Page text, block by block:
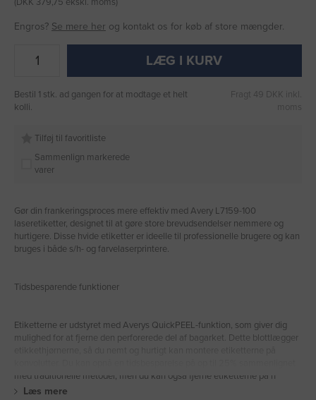
Engros? Se mere her og kontakt os for køb af store mængder.
LÆG I KURV
Bestil 1 stk. ad gangen for at modtage et helt
kolli.
Fragt 49 DKK inkl.
moms
Tilføj til favoritliste
Sammenlign markerede
varer
Gør din frankeringsproces mere effektiv med Avery L7159-100
laseretiketter, designet til at gøre store brevudsendelser nemmere og
hurtigere. Disse hvide etiketter er ideelle til professionelle brugere og kan
bruges i både s/h- og farvelaserprintere.
Tidsbesparende funktioner
Etiketterne er udstyret med Averys QuickPEEL-funktion, som giver dig
mulighed for at fjerne den perforerede del af bagarket. Dette blottlægger
med traditionelle metoder, men du kan også fjerne etiketterne på n
Læs mere